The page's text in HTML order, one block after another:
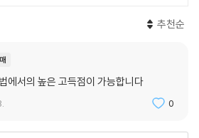
추천순
에서의 높은 고득점이 가능합니다
0